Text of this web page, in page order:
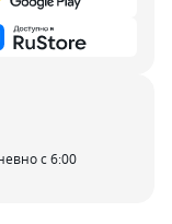
с 6:00